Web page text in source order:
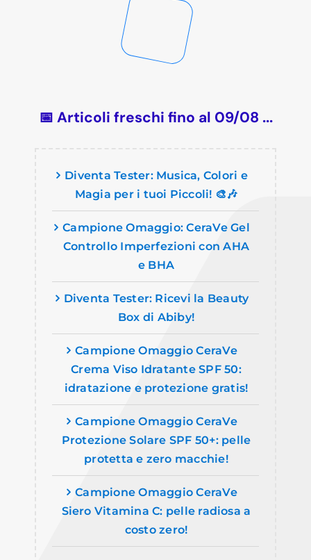
📅 Articoli freschi fino al 09/08 ...
Diventa Tester: Musica, Colori e
Magia per i tuoi Piccoli! 🎨🎶
Campione Omaggio: CeraVe Gel
Controllo Imperfezioni con AHA
e BHA
Diventa Tester: Ricevi la Beauty
Box di Abiby!
Campione Omaggio CeraVe
Crema Viso Idratante SPF 50:
idratazione e protezione gratis!
Campione Omaggio CeraVe
Protezione Solare SPF 50+: pelle
protetta e zero macchie!
Campione Omaggio CeraVe
Siero Vitamina C: pelle radiosa a
costo zero!